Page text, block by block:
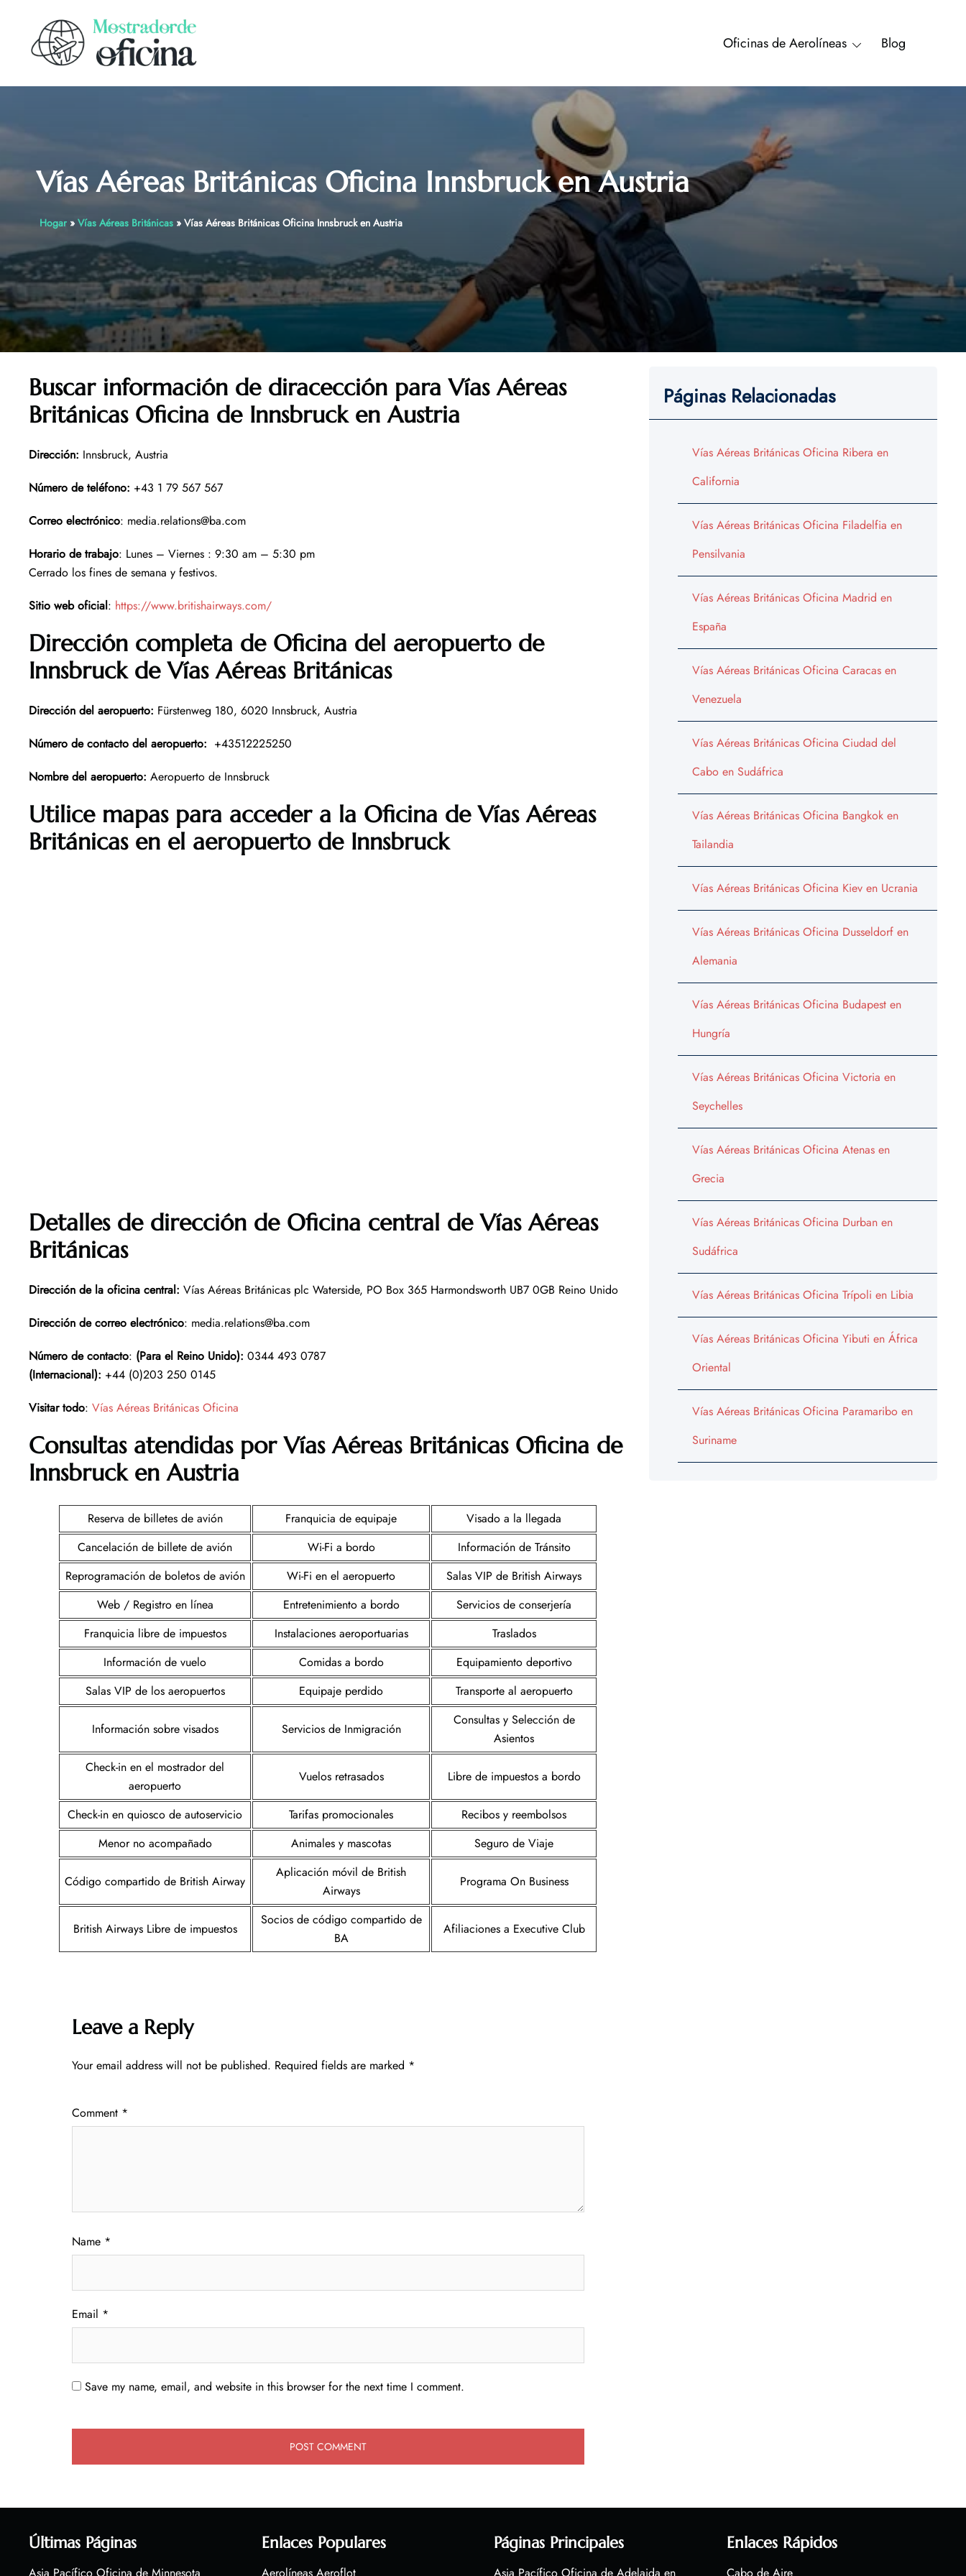
content
Oficinas de Aerolíneas Blog
Vías Aéreas Británicas Oficina Innsbruck en Austria
Hogar» Vías Aéreas Británicas» Vías Aéreas Británicas Oficina Innsbruck en Austria
Buscar información de diracección para Vías Aéreas
Británicas Oficina de Innsbruck en Austria
Dirección: Innsbruck, Austria
Número de teléfono: +43 1 79 567 567
Correo electrónico: media.relations@ba.com
Horario de trabajo: Lunes – Viernes : 9:30 am – 5:30 pm
Cerrado los fines de semana y festivos.
Sitio web oficial: https://www.britishairways.com/
Dirección completa de Oficina del aeropuerto de
Innsbruck de Vías Aéreas Británicas
Dirección del aeropuerto: Fürstenweg 180, 6020 Innsbruck, Austria
Número de contacto del aeropuerto: +43512225250
Nombre del aeropuerto: Aeropuerto de Innsbruck
Utilice mapas para acceder a la Oficina de Vías Aéreas
Británicas en el aeropuerto de Innsbruck
Detalles de dirección de Oficina central de Vías Aéreas
Británicas
Dirección de la oficina central: Vías Aéreas Británicas plc Waterside, PO Box 365 Harmondsworth UB7 0GB Reino Unido
Dirección de correo electrónico: media.relations@ba.com
Número de contacto: (Para el Reino Unido): 0344 493 0787
(Internacional): +44 (0)203 250 0145
Visitar todo: Vías Aéreas Británicas Oficina
Consultas atendidas por Vías Aéreas Británicas Oficina de
Innsbruck en Austria
Reserva de billetes de avión Franquicia de equipaje
Visado a la llegada
Cancelación de billete de avión
Wi-Fi a bordo
Información de Tránsito
Reprogramación de boletos de avión
Wi-Fi en el aeropuerto
Salas VIP de British Airways
Web / Registro en línea
Entretenimiento a bordo
Servicios de conserjería
Franquicia libre de impuestos
Instalaciones aeroportuarias
Traslados
Información de vuelo
Comidas a bordo
Equipamiento deportivo
Salas VIP de los aeropuertos
Equipaje perdido Transporte al aeropuerto
Información sobre visados Servicios de Inmigración
Consultas y Selección de
Asientos
Check-in en el mostrador del
aeropuerto
Vuelos retrasados Libre de impuestos a bordo
Check-in en quiosco de autoservicio Tarifas promocionales
Recibos y reembolsos
Menor no acompañado
Animales y mascotas Seguro de Viaje
Código compartido de British Airway
Aplicación móvil de British
Airways
Programa On Business
British Airways Libre de impuestos
Socios de código compartido de
BA
Afiliaciones a Executive Club
Leave a Reply
Your email address will not be published. Required fields are marked *
Comment *
Name *
Email *
Save my name, email, and website in this browser for the next time I comment.
Páginas Relacionadas
Vías Aéreas Británicas Oficina Ribera en
California
Vías Aéreas Británicas Oficina Filadelfia en
Pensilvania
Vías Aéreas Británicas Oficina Madrid en
España
Vías Aéreas Británicas Oficina Caracas en
Venezuela
Vías Aéreas Británicas Oficina Ciudad del
Cabo en Sudáfrica
Vías Aéreas Británicas Oficina Bangkok en
Tailandia
Vías Aéreas Británicas Oficina Kiev en Ucrania
Vías Aéreas Británicas Oficina Dusseldorf en
Alemania
Vías Aéreas Británicas Oficina Budapest en
Hungría
Vías Aéreas Británicas Oficina Victoria en
Seychelles
Vías Aéreas Británicas Oficina Atenas en
Grecia
Vías Aéreas Británicas Oficina Durban en
Sudáfrica
Vías Aéreas Británicas Oficina Trípoli en Libia
Vías Aéreas Británicas Oficina Yibuti en África
Oriental
Vías Aéreas Británicas Oficina Paramaribo en
Suriname
Últimas Páginas Enlaces Populares Páginas Principales Enlaces Rápidos